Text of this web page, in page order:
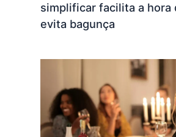
simplificar facilita a hora
evita bagunça